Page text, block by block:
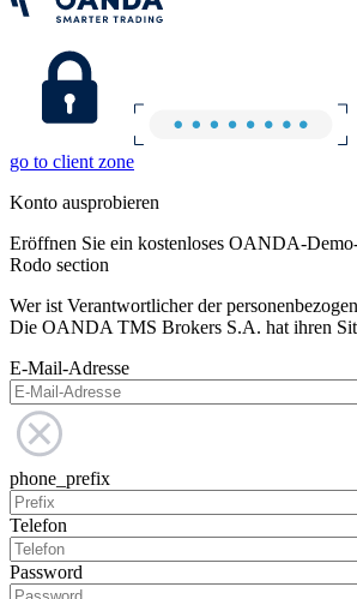
go to client zone
Konto ausprobieren
Eröffnen Sie ein kostenloses OANDA-
Rodo section
Wer ist Verantwortlicher der
Die OANDA TMS Brokers S.A. hat ihren
E-Mail-Adresse
phone_prefix
Telefon
Password